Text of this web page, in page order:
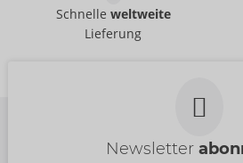
Schnelle weltweite
Lieferung
Newsletter